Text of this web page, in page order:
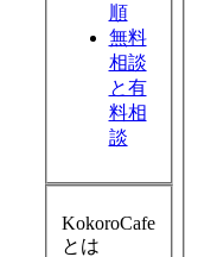
順
無料
相談
と有
料相
談
KokoroCafe
とは